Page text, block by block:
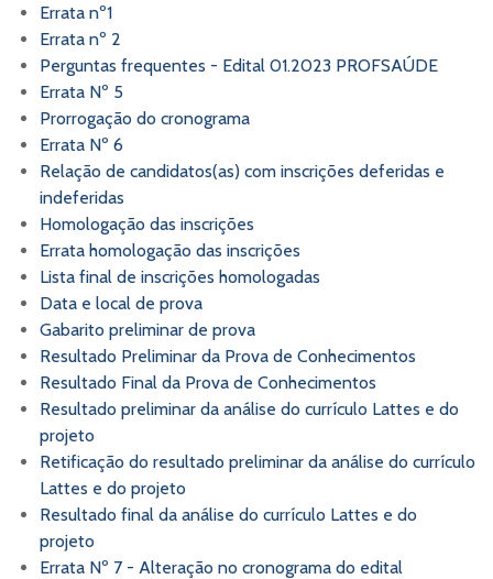
Errata nº1
Errata nº 2
Perguntas frequentes - Edital 01.2023 PROFSAÚDE
Errata Nº 5
Prorrogação do cronograma
Errata Nº 6
Relação de candidatos(as) com inscrições deferidas e
indeferidas
Homologação das inscrições
Errata homologação das inscrições
Lista final de inscrições homologadas
Data e local de prova
Gabarito preliminar de prova
Resultado Preliminar da Prova de Conhecimentos
Resultado Final da Prova de Conhecimentos
Resultado preliminar da análise do currículo Lattes e do
projeto
Retificação do resultado preliminar da análise do currículo
Lattes e do projeto
Resultado final da análise do currículo Lattes e do
projeto
Errata Nº 7 - Alteração no cronograma do edital